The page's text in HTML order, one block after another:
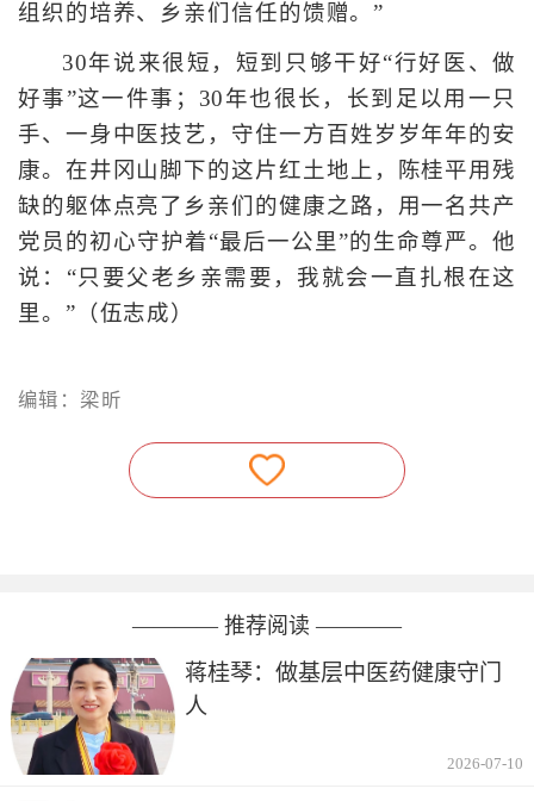
组织的培养、乡亲们信任的馈赠。”
30年说来很短，短到只够干好“行好医、做
好事”这一件事；30年也很长，长到足以用一只
手、一身中医技艺，守住一方百姓岁岁年年的安
康。在井冈山脚下的这片红土地上，陈桂平用残
缺的躯体点亮了乡亲们的健康之路，用一名共产
党员的初心守护着“最后一公里”的生命尊严。他
说：“只要父老乡亲需要，我就会一直扎根在这
里。”（伍志成）
编辑：梁昕
———— 推荐阅读 ————
蒋桂琴：做基层中医药健康守门
人
2026-07-10